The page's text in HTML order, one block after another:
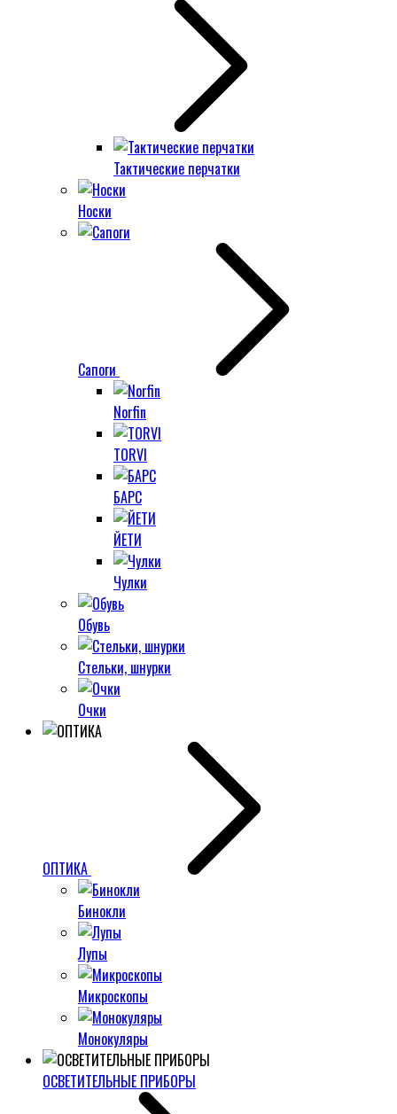
Тактические перчатки
Носки
Сапоги
Norfin
TORVI
БАРС
ЙЕТИ
Чулки
Обувь
Стельки, шнурки
Очки
ОПТИКА
Бинокли
Лупы
Микроскопы
Монокуляры
ОСВЕТИТЕЛЬНЫЕ ПРИБОРЫ